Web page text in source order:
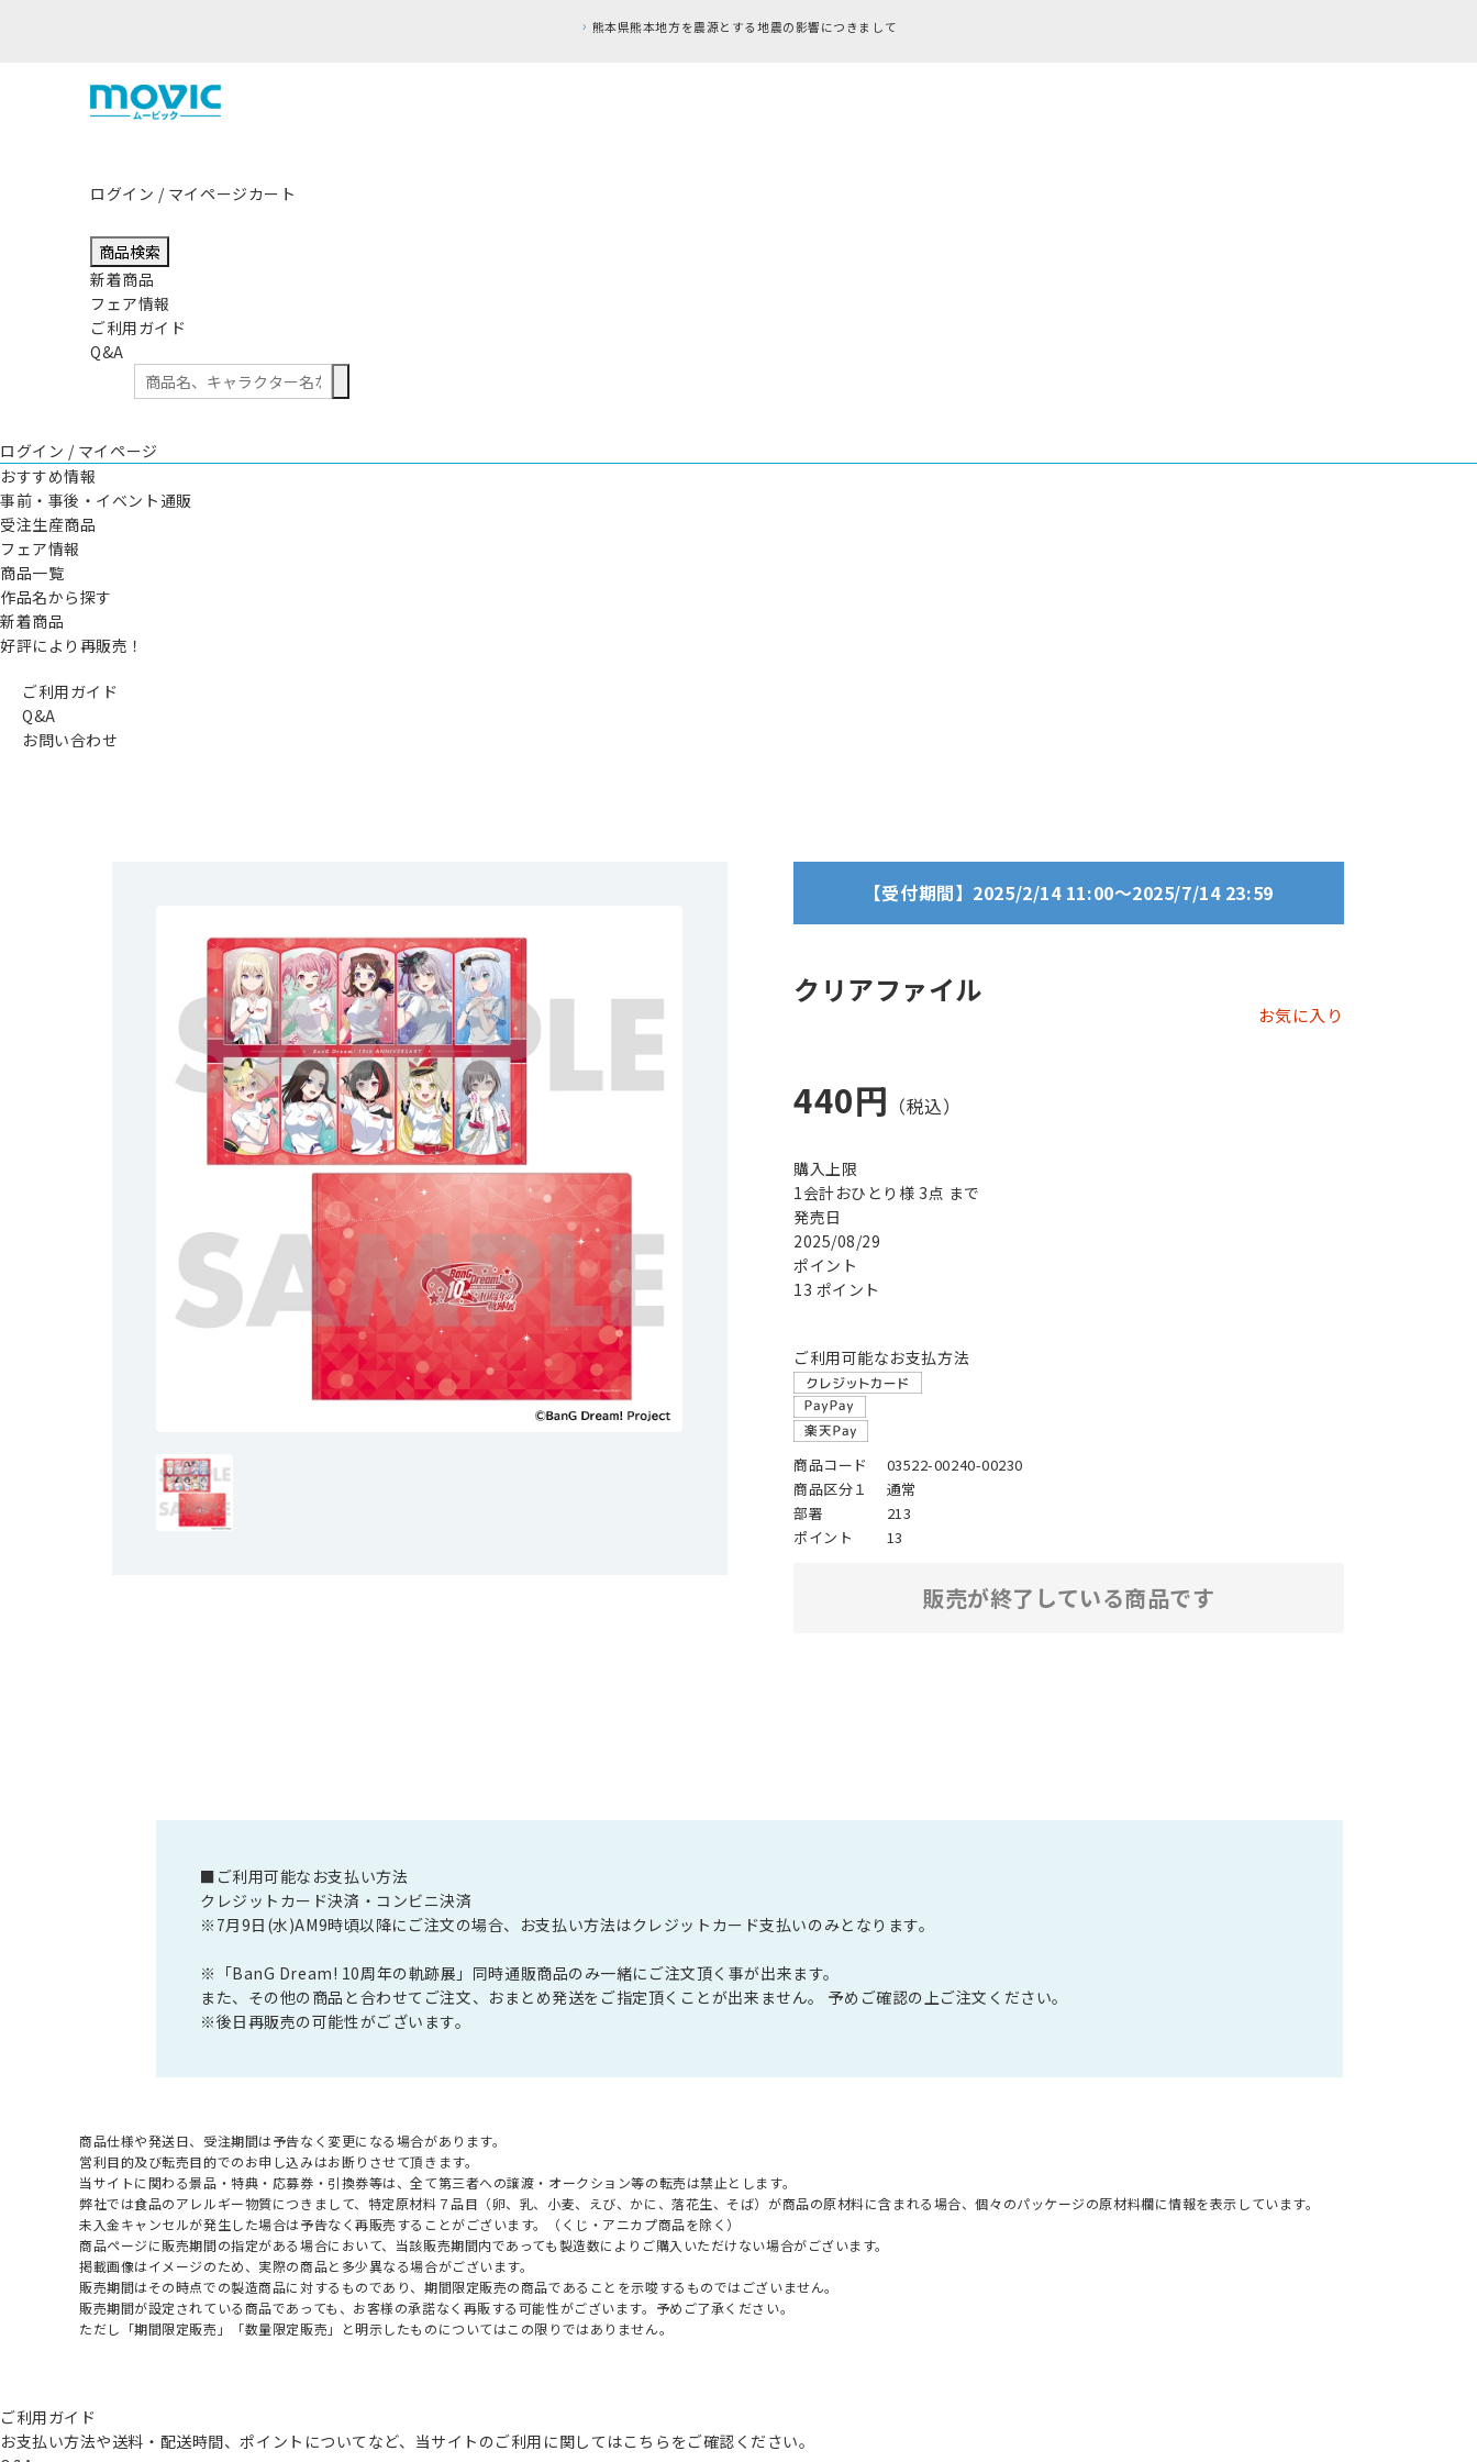
熊本県熊本地方を震源とする地震の影響につきまして
ログイン / マイページカート
商品検索
新着商品
フェア情報
ご利用ガイド
Q&A
ログイン / マイページ
おすすめ情報
事前・事後・イベント通販
受注生産商品
フェア情報
商品一覧
作品名から探す
新着商品
好評により再販売！
ご利用ガイド
Q&A
お問い合わせ
【受付期間】2025/2/14 11:00～2025/7/14 23:59
クリアファイル
お気に入り
440円
購入上限
1会計おひとり様 3点 まで
発売日
2025/08/29
ポイント
13 ポイント
ご利用可能なお支払方法
商品コード
03522-00240-00230
商品区分１
通常
部署
213
ポイント
13
販売が終了している商品です
■ご利用可能なお支払い方法
クレジットカード決済・コンビニ決済
※7月9日(水)AM9時頃以降にご注文の場合、お支払い方法はクレジットカード支払いのみとなります。
※「BanG Dream! 10周年の軌跡展」同時通販商品のみ一緒にご注文頂く事が出来ます。
また、その他の商品と合わせてご注文、おまとめ発送をご指定頂くことが出来ません。 予めご確認の上ご注文ください。
※後日再販売の可能性がございます。
商品仕様や発送日、受注期間は予告なく変更になる場合があります。
営利目的及び転売目的でのお申し込みはお断りさせて頂きます。
当サイトに関わる景品・特典・応募券・引換券等は、全て第三者への譲渡・オークション等の転売は禁止とします。
弊社では食品のアレルギー物質につきまして、特定原材料７品目（卵、乳、小麦、えび、かに、落花生、そば）が商品の原材料に含まれる場合、個々のパッケージの原材料欄に情報を表示しています。
未入金キャンセルが発生した場合は予告なく再販売することがございます。（くじ・アニカプ商品を除く）
商品ページに販売期間の指定がある場合において、当該販売期間内であっても製造数によりご購入いただけない場合がございます。
掲載画像はイメージのため、実際の商品と多少異なる場合がございます。
販売期間はその時点での製造商品に対するものであり、期間限定販売の商品であることを示唆するものではございません。
販売期間が設定されている商品であっても、お客様の承諾なく再販する可能性がございます。予めご了承ください。
ただし「期間限定販売」「数量限定販売」と明示したものについてはこの限りではありません。
ご利用ガイド
お支払い方法や送料・配送時間、ポイントについてなど、当サイトのご利用に関してはこちらをご確認ください。